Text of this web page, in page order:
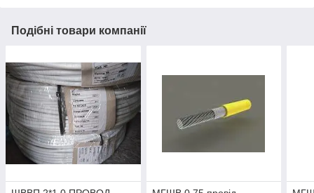
Подібні товари компанії